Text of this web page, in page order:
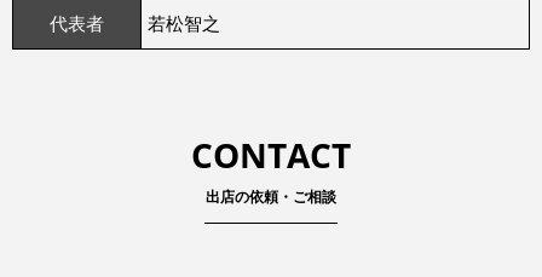
代表者 若松智之
CONTACT
出店の依頼・ご相談